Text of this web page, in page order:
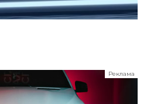
Реклама
ООО "ЛК Эволюция"
ИНН 9724016636
erid: nyi26TK8Sykg5SPCgA2w5MdVpLJdCVLW